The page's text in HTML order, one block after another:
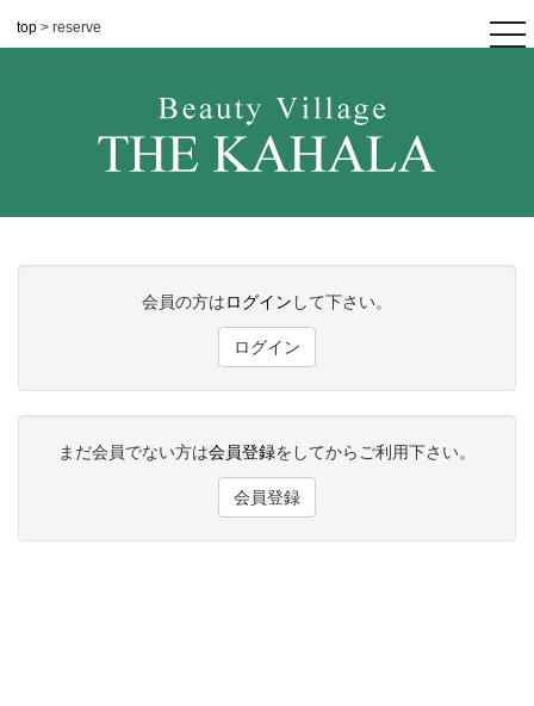
top > reserve
会員の方はログイン して下さい。
ログイン
まだ会員でない方は会員登録をしてからご利用下さい。
会員登録